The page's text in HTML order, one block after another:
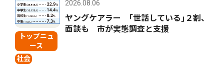
トップニュ
ース
社会
2026.08.06
ヤングケアラー ｢世話している｣２割、
面談も 市が実態調査と支援